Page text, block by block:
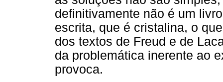
definitivamente não é um
escrita, que é cristalina, o
dos textos de Freud e de
da problemática inerente ao
provoca.